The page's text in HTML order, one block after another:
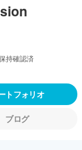
持確認済
トフォリオ
ブログ